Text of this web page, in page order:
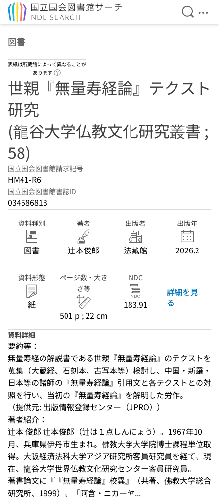
検索を
メ
図書
表紙は所蔵館によって異なることが
あります
世親『無量寿経論』テクスト
研究
(龍谷大学仏教文化研究叢書 ;
58)
国立国会図書館請求記号
HM41-R6
国立国会図書館書誌ID
034586813
資料種別
図書
著者
辻本俊郎
出版者
法藏館
出版年
2026.2
資料形態
紙
ページ数・大き
さ等
501 p ; 22 cm
NDC
183.91
詳細を見
る
資料詳細
要約等：
無量寿経の解説書である世親『無量寿経論』のテクストを
蒐集（大蔵経、石刻本、古写本等）検討し、中国・新羅・
日本等の諸師の『無量寿経論』引用文と各テクストとの対
照を行い、当初の『無量寿経論』を解明した労作。
（提供元: 出版情報登録センター（JPRO））
著者紹介：
辻本 俊郎 辻本俊郎（辻は１点しんにょう）。1967年10
月、兵庫県伊丹市生まれ。佛教大学大学院博士課程単位取
得。大阪経済法科大学アジア研究所客員研究員を経て、現
在、龍谷大学世界仏教文化研究センター客員研究員。
著書論文に『『無量寿経論』校異』（共著、佛教大学総合
研究所、1999）、「阿含・ニカーヤ...